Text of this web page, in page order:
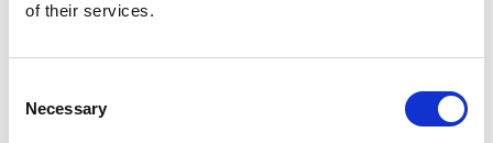
of their services.
Selection
Necessary
L'échafaudage roulant standard ASC convient aux